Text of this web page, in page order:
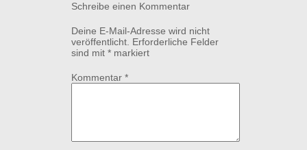
Schreibe einen Kommentar
Deine E-Mail-Adresse wird nicht
veröffentlicht. Erforderliche Felder
sind mit * markiert
Kommentar *